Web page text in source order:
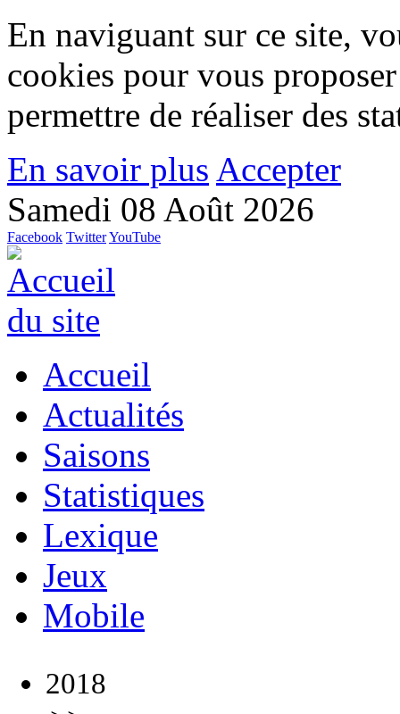
En naviguant sur ce site,
cookies pour vous
permettre de réaliser des
En savoir plus Accepter
Samedi 08 Août 2026
Facebook TwitterYouTube
Accueil
Actualités
Saisons
Statistiques
Lexique
Jeux
Mobile
2018